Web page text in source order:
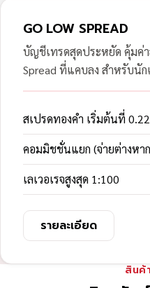
GO LOW SPREAD
บัญชีเทรดสุดประหยัด คุ้มค่
Spread ที่แคบลง สำหรับนั
สเปรดทองคำ เริ่มต้นที่
คอมมิชชั่นแยก (จ่ายต่างหา
เลเวอเรจสูงสุด 1:100
รายละเอียด
สินค้